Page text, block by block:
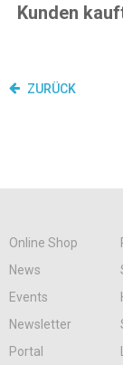
Kunden
ZURÜCK
Online Shop
News
Events
Newsletter
Portal